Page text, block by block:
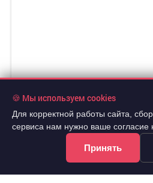
🍪 Мы используем cookies
Для корректной работы сайта,
сервиса нам нужно ваше согласие
Принять